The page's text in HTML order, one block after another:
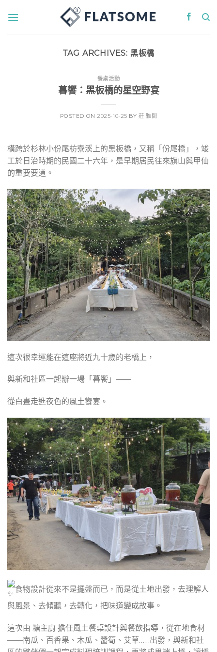
TAG ARCHIVES: 黑板橋
餐桌活動
暮饗：黑板橋的星空野宴
POSTED ON2025-10-25 BY莊 雅閔
橫跨於杉林小份尾枋寮溪上的黑板橋，又稱「份尾橋」，竣
工於日治時期的民國二十六年，是早期居民往來旗山與甲仙
的重要要道。
這次很幸運能在這座將近九十歲的老橋上，
與新和社區一起辦一場「暮饗」——
從白晝走進夜色的風土饗宴。
食物設計從來不是擺盤而已，而是從土地出發，去理解人
與風景、去傾聽，去轉化，把味道變成故事。
這次由 糖主廚 擔任風土餐桌設計與餐飲指導，從在地食材
——南瓜、百香果、木瓜、醬筍、艾草……出發，與新和社